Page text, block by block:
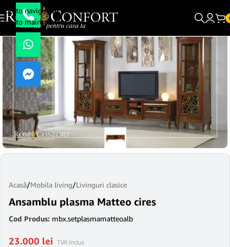
Skip to navigation
Skip to main content
Acasă/Mobila living/Livinguri clasice
Ansamblu plasma Matteo cires
Cod Produs: mbx.setplasmamatteoalb
23.000 lei TVA Inclus